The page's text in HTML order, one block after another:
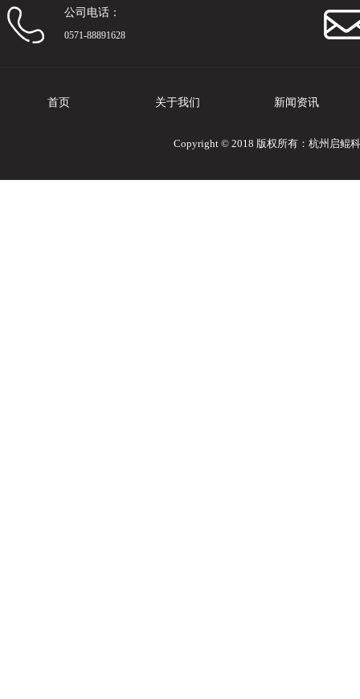
公司电话：
0571-88891628
首页 关于我们 新闻资讯
Copyright © 2018 版权所有：杭州启鲲